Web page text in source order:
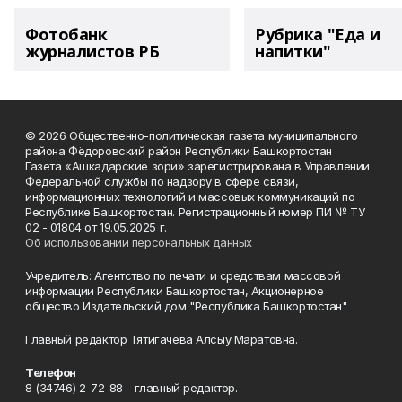
Фотобанк
журналистов РБ
Рубрика "Еда и
напитки"
© 2026 Общественно-политическая газета муниципального
района Фёдоровский район Республики Башкортостан
Газета «Ашкадарские зори» зарегистрирована в Управлении
Федеральной службы по надзору в сфере связи,
информационных технологий и массовых коммуникаций по
Республике Башкортостан. Регистрационный номер ПИ № ТУ
02 - 01804 от 19.05.2025 г.
Об использовании персональных данных
Учредитель: Агентство по печати и средствам массовой
информации Республики Башкортостан, Акционерное
общество Издательский дом "Республика Башкортостан"
Главный редактор Тятигачева Алсыу Маратовна.
Телефон
8 (34746) 2-72-88 - главный редактор.